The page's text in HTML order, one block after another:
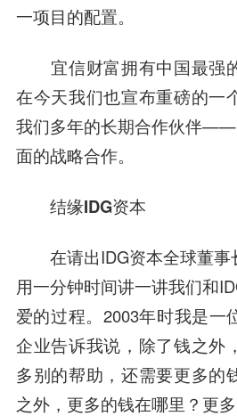
一项目的配置。
宜信财富拥有中国最强的
在今天我们也宣布重磅的一
我们多年的长期合作伙伴
面的战略合作。
结缘IDG资本
在请出IDG资本全球董事
用一分钟时间讲一讲我们和
爱的过程。2003年时我是一
企业告诉我说，除了钱之外
多别的帮助，还需要更多的
之外，更多的钱在哪里？更